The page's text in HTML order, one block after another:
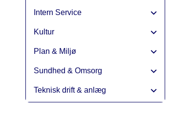
Intern Service
Kultur
Plan & Miljø
Sundhed & Omsorg
Teknisk drift & anlæg